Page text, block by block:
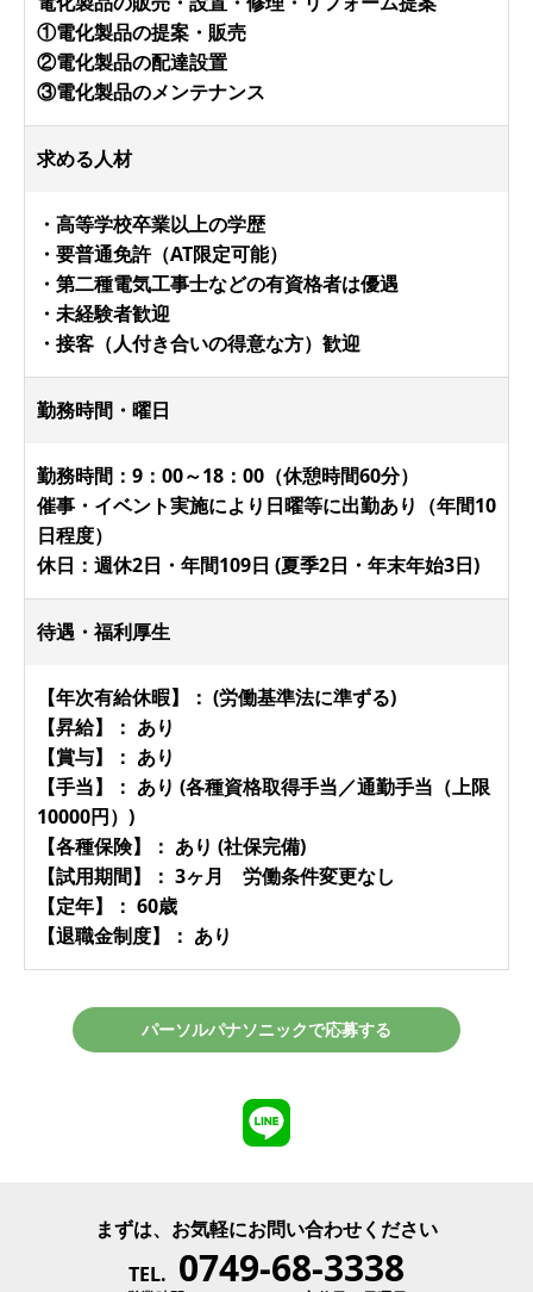
①電化製品の提案・販売
②電化製品の配達設置
③電化製品のメンテナンス
求める人材
・高等学校卒業以上の学歴
・要普通免許（AT限定可能）
・第二種電気工事士などの有資格者は優遇
・未経験者歓迎
・接客（人付き合いの得意な方）歓迎
勤務時間・曜日
勤務時間：9：00～18：00（休憩時間60分）
催事・イベント実施により日曜等に出勤あり（年間10
日程度）
休日：週休2日・年間109日 (夏季2日・年末年始3日)
待遇・福利厚生
【年次有給休暇】： (労働基準法に準ずる)
【昇給】： あり
【賞与】： あり
【手当】： あり (各種資格取得手当／通勤手当（上限
10000円）)
【各種保険】： あり (社保完備)
【試用期間】： 3ヶ月 労働条件変更なし
【定年】： 60歳
【退職金制度】： あり
パーソルパナソニックで応募する
まずは、お気軽にお問い合わせください
TEL. 0749-68-3338